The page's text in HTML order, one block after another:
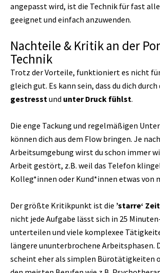
angepasst wird, ist die Technik für fast
geeignet und einfach anzuwenden.
Nachteile & Kritik an der
Technik
Trotz der Vorteile, funktioniert es nicht
gleich gut. Es kann sein, dass du dich
gestresstund unter Druck fühlst.
Die enge Tackung und regelmäßigen
können dich aus dem Flow bringen. Je nach
Arbeitsumgebung wirst du schon immer
Arbeit gestört, z.B. weil das Telefon
Kolleg*innen oder Kund*innen etwas von
Der größte Kritikpunkt ist die ’starre‘
nicht jede Aufgabe lässt sich in 25
unterteilen und viele komplexee
längere ununterbrochene Arbeitsphasen.
scheint eher als simplen Bürotätigkeiten